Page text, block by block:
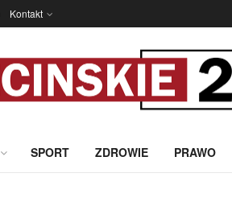
Kontakt
SPORT ZDROWIE PRAWO